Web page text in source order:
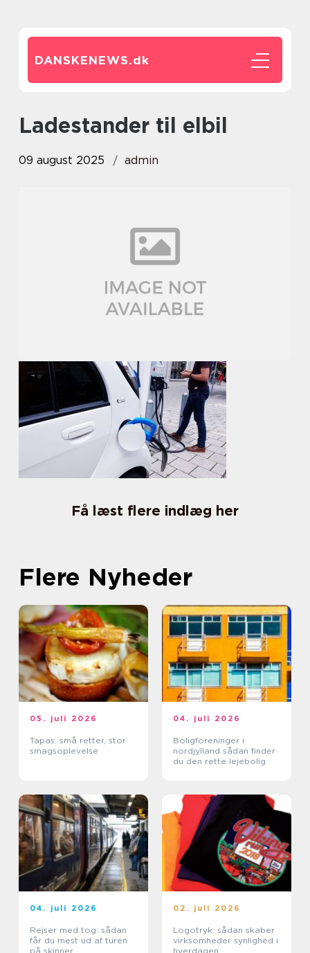
DANSKENEWS.dk
ladestander til elbil
09 august 2025 admin
Få læst flere indlæg her
Flere Nyheder
05. juli 2026
Tapas: små retter, stor
smagsoplevelse
04. juli 2026
Boligforeninger i
nordjylland sådan finder
du den rette lejebolig
04. juli 2026
Rejser med tog: sådan
får du mest ud af turen
på skinner
02. juli 2026
Logotryk: sådan skaber
virksomheder synlighed i
hverdagen